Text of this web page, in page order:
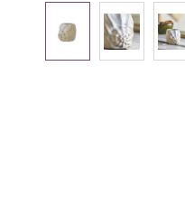
Bildergalerie überspringen